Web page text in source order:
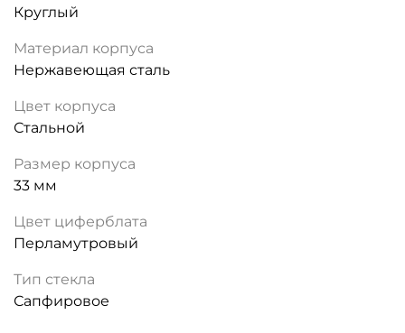
Круглый
Материал корпуса
Нержавеющая сталь
Цвет корпуса
Стальной
Размер корпуса
33 мм
Цвет циферблата
Перламутровый
Тип стекла
Сапфировое